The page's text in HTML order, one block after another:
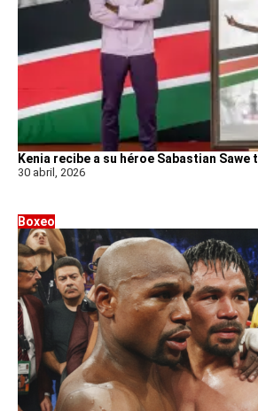
Kenia recibe a su héroe Sabastian Sawe
30 abril, 2026
Boxeo